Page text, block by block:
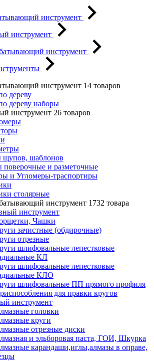
инструмент
инструмент
инструмент
инструмент 14 товаров
дереву
дереву наборы
инструмент 26 товаров
щупов, шаблонов
и разметочные
и Угломеры-траспортиры
столярные
инструмент 1732 товара
инструмент
Чашки
зачистные (обдирочные)
отрезные
шлифовальные лепестковые
КЛ
шлифовальные лепестковые
КЛО
шлифовальные ПП прямого профиля
для правки кругов
инструмент
головки
круги
отрезные диски
и эльборовая паста, ГОИ, Шкурка
карандаши,иглы,алмазы в оправе,